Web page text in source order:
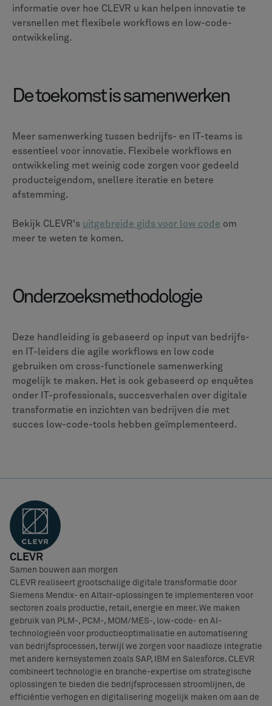
informatie over hoe CLEVR u kan helpen innovatie te
versnellen met flexibele workflows en low-code-
ontwikkeling.
De toekomst is samenwerken
Meer samenwerking tussen bedrijfs- en IT-teams is
essentieel voor innovatie. Flexibele workflows en
ontwikkeling met weinig code zorgen voor gedeeld
producteigendom, snellere iteratie en betere
afstemming.
Bekijk CLEVR's uitgebreide gids voor low code om
meer te weten te komen.
Onderzoeksmethodologie
Deze handleiding is gebaseerd op input van bedrijfs-
en IT-leiders die agile workflows en low code
gebruiken om cross-functionele samenwerking
mogelijk te maken. Het is ook gebaseerd op enquêtes
onder IT-professionals, succesverhalen over digitale
transformatie en inzichten van bedrijven die met
succes low-code-tools hebben geïmplementeerd.
CLEVR
Samen bouwen aan morgen
CLEVR realiseert grootschalige digitale transformatie door
Siemens Mendix- en Altair-oplossingen te implementeren voor
sectoren zoals productie, retail, energie en meer. We maken
gebruik van PLM-, PCM-, MOM/MES-, low-code- en AI-
technologieën voor productieoptimalisatie en automatisering
van bedrijfsprocessen, terwijl we zorgen voor naadloze integratie
met andere kernsystemen zoals SAP, IBM en Salesforce. CLEVR
combineert technologie en branche-expertise om strategische
oplossingen te bieden die bedrijfsprocessen stroomlijnen, de
efficiëntie verhogen en digitalisering mogelijk maken om aan de